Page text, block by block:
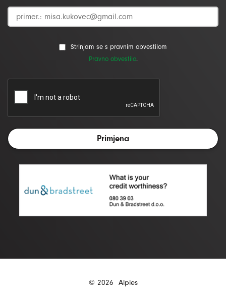
Strinjam se s pravnim obvestilom
Pravno obvestilo.
© 2026 Alples